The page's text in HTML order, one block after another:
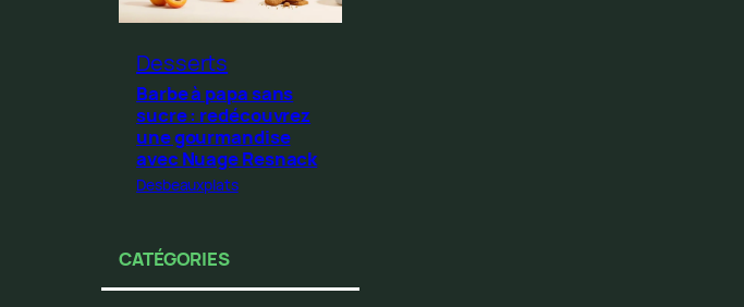
Desserts
Barbe à papa sans
sucre : redécouvrez
une gourmandise
avec Nuage Resnack
Desbeauxplats
CATÉGORIES